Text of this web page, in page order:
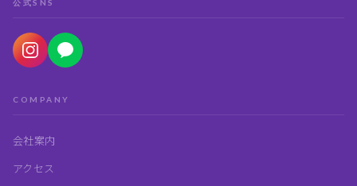
公式SNS
COMPANY
会社案内
アクセス